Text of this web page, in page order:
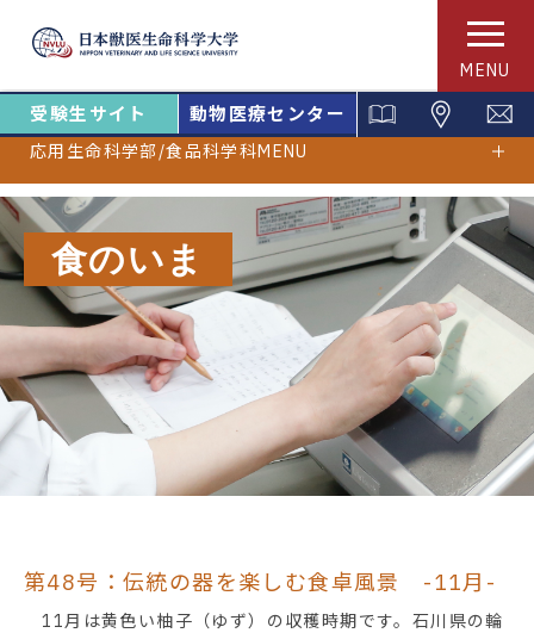
MENU
受験生サイト 動物医療センター
食のいま
応用生命科学部/食品科学科MENU
第48号：伝統の器を楽しむ食卓風景 -11月-
11月は黄色い柚子（ゆず）の収穫時期です。石川県の輪